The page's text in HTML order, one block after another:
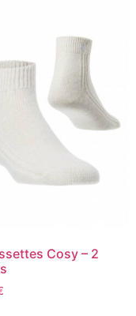
Cosy – 2